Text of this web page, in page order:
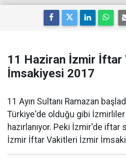
11 Haziran İzmir İftar
İmsakiyesi 2017
11 Ayın Sultanı Ramazan
Türkiye'de olduğu gibi
hazırlanıyor. Peki İzmir'de iftar
İzmir İftar Vakitleri İzmir